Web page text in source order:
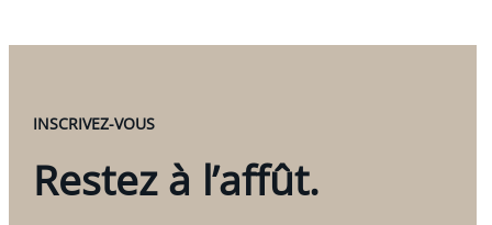
INSCRIVEZ-VOUS
Restez à l’affût.